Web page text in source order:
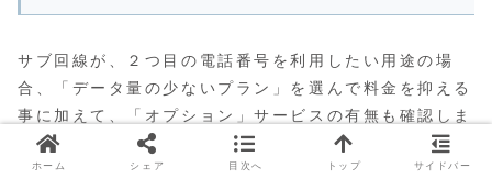
サブ回線が、２つ目の電話番号を利用したい用途の場
合、「データ量の少ないプラン」を選んで料金を抑える
事に加えて、「オプション」サービスの有無も確認しま
しょう。
ホーム シェア 目次へ トップ サイドバー